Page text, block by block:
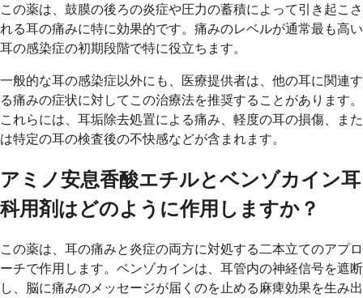
この薬は、鼓膜の後ろの炎症や圧力の蓄積によって引き起こさ
れる耳の痛みに特に効果的です。痛みのレベルが通常最も高い
耳の感染症の初期段階で特に役立ちます。
一般的な耳の感染症以外にも、医療提供者は、他の耳に関連す
る痛みの症状に対してこの治療法を推奨することがあります。
これらには、耳垢除去処置による痛み、軽度の耳の損傷、また
は特定の耳の検査後の不快感などが含まれます。
アミノ安息香酸エチルとベンゾカイン耳
科用剤はどのように作用しますか？
この薬は、耳の痛みと炎症の両方に対処する二本立てのアプロ
ーチで作用します。ベンゾカインは、耳管内の神経信号を遮断
し、脳に痛みのメッセージが届くのを止める麻痺効果を生み出